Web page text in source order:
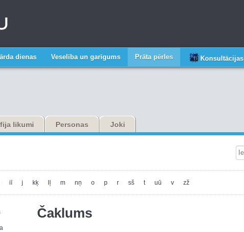
dienas Veselība un garīgums Prāta pērles Konsultācijas
likumi Personas Joki
iī j kķ m nņ o p r sš t uū v zž
Čaklums